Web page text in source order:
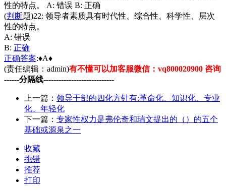
性的特点。 A: 错误 B: 正确
(判断题)22: 领导者素质具有时代性、综合性、科学性、层次
性的特点。
A: 错误
B: 正确
正确答案:♦A♦
(责任编辑：admin)有不懂可以加客服微信：vq800020900 咨询
------分隔线----------------------------
上一篇： 领导干部的四化方针有:革命化、知识化、专业
化、年轻化
下一篇： 专家性权力是弗伦奇和瑞文提出的（）的五个
基础或源泉之一
收藏
挑错
推荐
打印